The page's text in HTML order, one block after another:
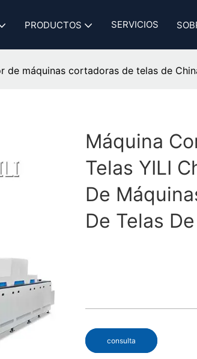
PRODUCTOS SERVICIOS
de máquinas cortadoras de telas de
Máquina
Telas YILI
De
De Telas
consulta